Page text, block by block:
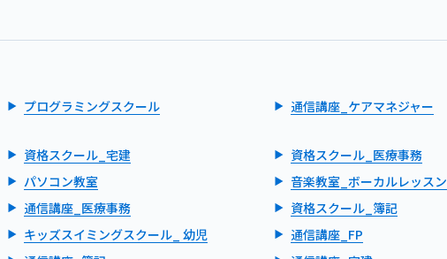
プログラミングスクール 通信講座_ケアマネジャー
資格スクール_宅建 資格スクール_医療事務
パソコン教室 音楽教室_ボーカルレッスン
通信講座_医療事務 資格スクール_簿記
キッズスイミングスクール_ 幼児 通信講座_FP